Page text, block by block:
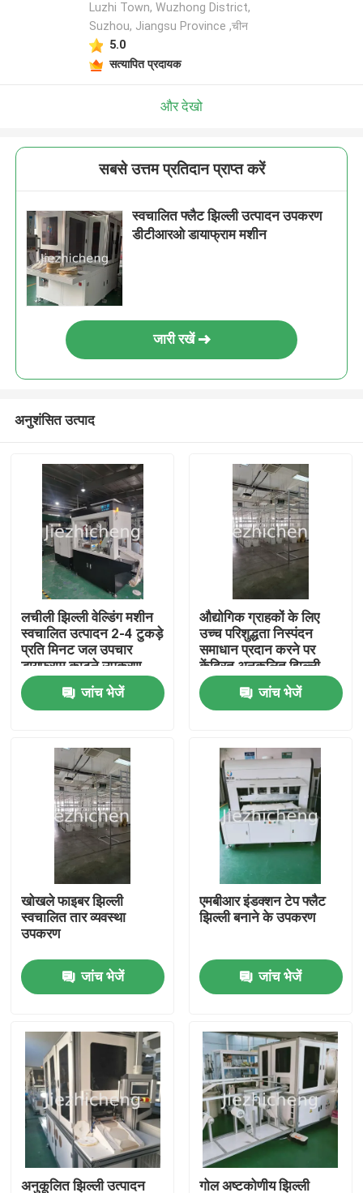
उत्पाद
वीडियो
हमारे बारे में
कारखाने का दौरा
गुणवत्ता नियंत्रण
हमसे संपर्क करें
उद्धरण मांगें
चिकित्सा उपकरण पैकेजिंग मशीनें
चिकित्सा उपकरण बनाने की मशीन
Luzhi Town, Wuzhong District,
Suzhou, Jiangsu Province ,चीन
5.0
सत्यापित प्रदायक
और देखो
सबसे उत्तम प्रतिदान प्राप्त करें
स्वचालित फ्लैट झिल्ली उत्पादन उपकरण
डीटीआरओ डायाफ्राम मशीन
जारी रखें
अनुशंसित उत्पाद
लचीली झिल्ली वेल्डिंग मशीन
स्वचालित उत्पादन 2-4 टुकड़े
प्रति मिनट जल उपचार
डायफ्राम काटने उपकरण
DTRO001
जांच भेजें
औद्योगिक ग्राहकों के लिए
उच्च परिशुद्धता निस्पंदन
समाधान प्रदान करने पर
केंद्रित अनुकूलित झिल्ली
उत्पादन सेवाएँ
जांच भेजें
खोखले फाइबर झिल्ली
स्वचालित तार व्यवस्था
उपकरण
जांच भेजें
एमबीआर इंडक्शन टेप फ्लैट
झिल्ली बनाने के उपकरण
जांच भेजें
अनुकूलित झिल्ली उत्पादन गोल अष्टकोणीय झिल्ली